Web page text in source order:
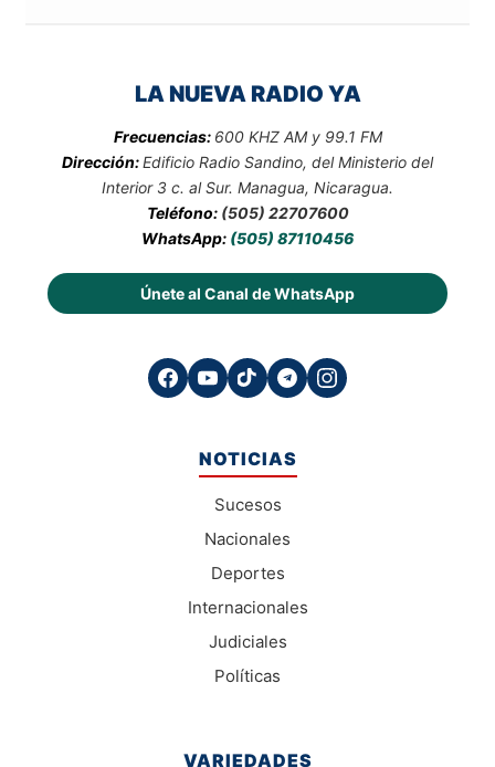
LA NUEVA RADIO YA
Frecuencias: 600 KHZ AM y 99.1 FM
Dirección:Edificio Radio Sandino, del Ministerio del
Interior 3 c. al Sur. Managua, Nicaragua.
Teléfono: (505) 22707600
WhatsApp: (505) 87110456
Únete al Canal de WhatsApp
NOTICIAS
Sucesos
Nacionales
Deportes
Internacionales
Judiciales
Políticas
VARIEDADES